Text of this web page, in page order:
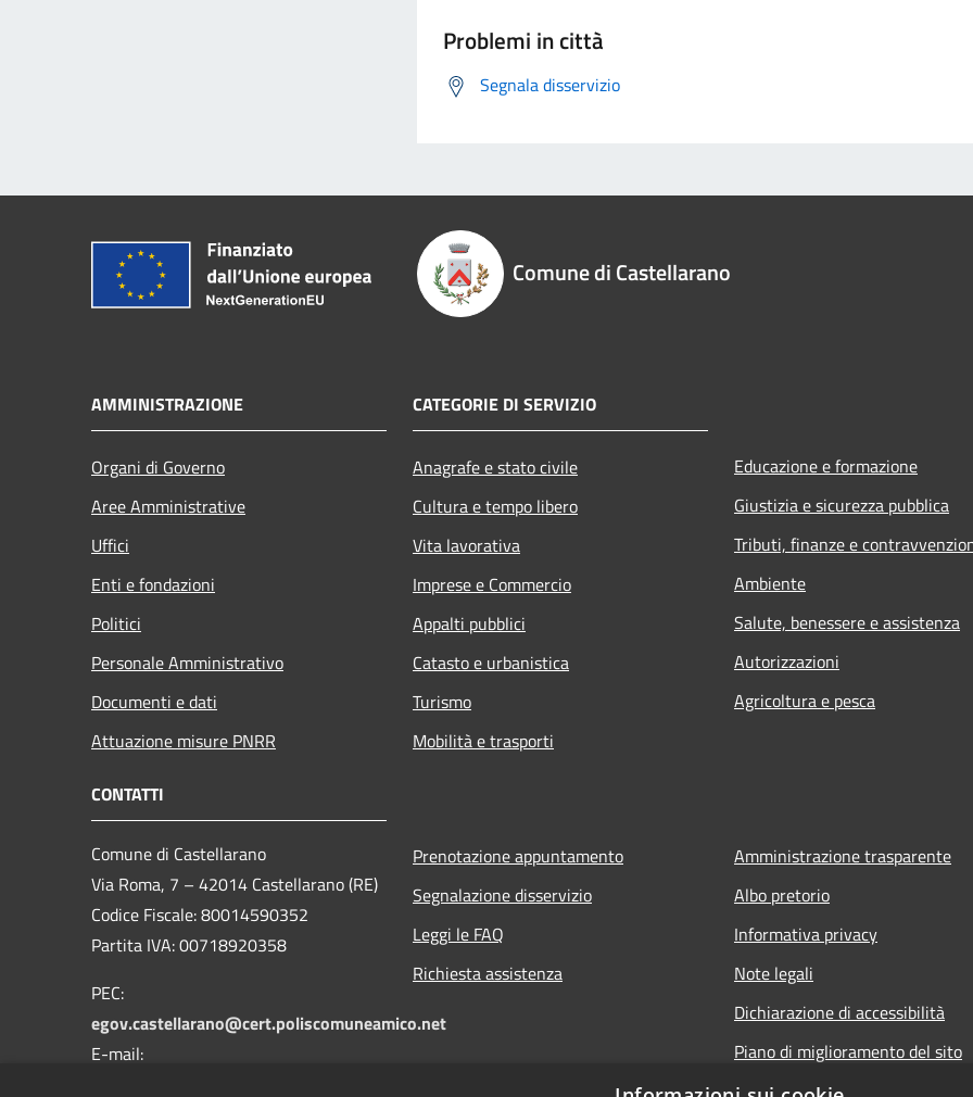
Problemi in città
Segnala disservizio
Comune di Castellarano
AMMINISTRAZIONE
Organi di Governo
Aree Amministrative
Uffici
Enti e fondazioni
Politici
Personale Amministrativo
Documenti e dati
Attuazione misure PNRR
CATEGORIE DI SERVIZIO
Anagrafe e stato civile
Cultura e tempo libero
Vita lavorativa
Imprese e Commercio
Appalti pubblici
Catasto e urbanistica
Turismo
Mobilità e trasporti
Educazione e formazione
Giustizia e sicurezza pubblica
Tributi, finanze e
Ambiente
Salute, benessere e assistenza
Autorizzazioni
Agricoltura e pesca
CONTATTI
Comune di Castellarano
Via Roma, 7 – 42014 Castellarano (RE)
Codice Fiscale: 80014590352
Partita IVA: 00718920358
PEC:
egov.castellarano@cert.poliscomuneamico.net
E-mail:
Prenotazione appuntamento
Segnalazione disservizio
Leggi le FAQ
Richiesta assistenza
Amministrazione trasparente
Albo pretorio
Informativa privacy
Note legali
Dichiarazione di accessibilità
Piano di miglioramento del sito